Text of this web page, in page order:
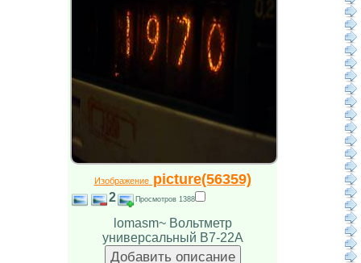
Изображениеpicture(56359)
2 Просмотров 1388
lomasm~ Вольтметр
универсальный В7-22А